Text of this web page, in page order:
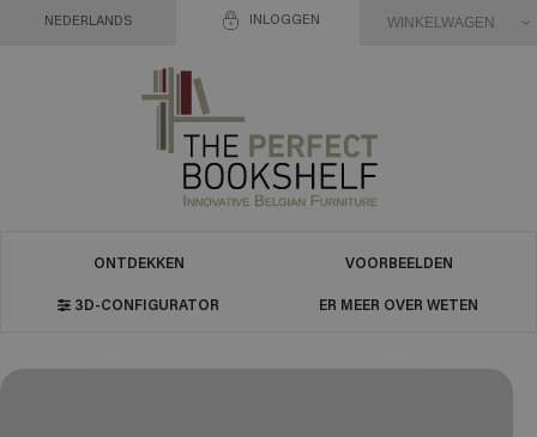
INLOGGEN
NEDERLANDS WINKELWAGEN
ONTDEKKEN VOORBEELDEN
3D-CONFIGURATOR ER MEER OVER WETEN